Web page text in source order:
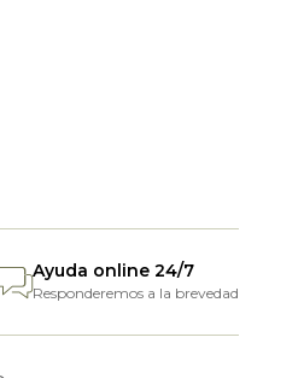
Ayuda online 24/7
Responderemos a la brevedad